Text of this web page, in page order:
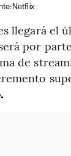
Netflix
llegará el
por
de